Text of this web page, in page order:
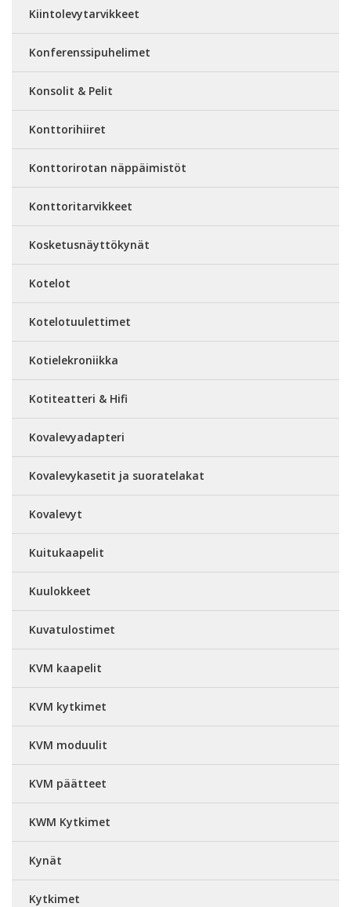
Kiintolevytarvikkeet
Konferenssipuhelimet
Konsolit & Pelit
Konttorihiiret
Konttorirotan näppäimistöt
Konttoritarvikkeet
Kosketusnäyttökynät
Kotelot
Kotelotuulettimet
Kotielekroniikka
Kotiteatteri & Hifi
Kovalevyadapteri
Kovalevykasetit ja suoratelakat
Kovalevyt
Kuitukaapelit
Kuulokkeet
Kuvatulostimet
KVM kaapelit
KVM kytkimet
KVM moduulit
KVM päätteet
KWM Kytkimet
Kynät
Kytkimet